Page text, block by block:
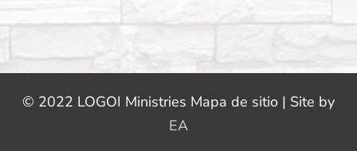
© 2022 LOGOI Ministries Mapa de sitio | Site by
EA